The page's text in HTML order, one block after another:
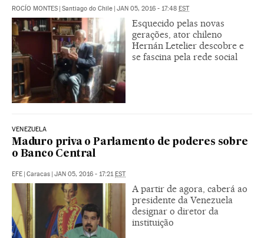
ROCÍO MONTES Santiago do Chile JAN 05, 2016 - 17:48 EST
Esquecido pelas novas
gerações, ator chileno
Hernán Letelier descobre e
se fascina pela rede social
VENEZUELA
Maduro priva o Parlamento de poderes sobre
o Banco Central
EFE Caracas JAN 05, 2016 - 17:21 EST
A partir de agora, caberá ao
presidente da Venezuela
designar o diretor da
instituição